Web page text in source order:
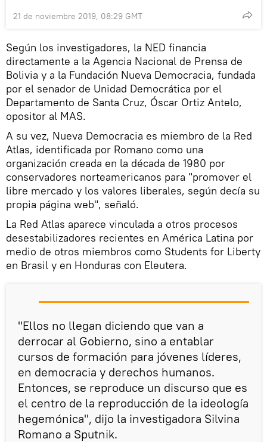
21 de noviembre 2019, 08:29 GMT
Según los investigadores, la NED financia
directamente a la Agencia Nacional de Prensa de
Bolivia y a la Fundación Nueva Democracia, fundada
por el senador de Unidad Democrática por el
Departamento de Santa Cruz, Óscar Ortiz Antelo,
opositor al MAS.
A su vez, Nueva Democracia es miembro de la Red
Atlas, identificada por Romano como una
organización creada en la década de 1980 por
conservadores norteamericanos para "promover el
libre mercado y los valores liberales, según decía su
propia página web", señaló.
La Red Atlas aparece vinculada a otros procesos
desestabilizadores recientes en América Latina por
medio de otros miembros como Students for Liberty
en Brasil y en Honduras con Eleutera.
"Ellos no llegan diciendo que van a
derrocar al Gobierno, sino a entablar
cursos de formación para jóvenes líderes,
en democracia y derechos humanos.
Entonces, se reproduce un discurso que es
el centro de la reproducción de la ideología
hegemónica", dijo la investigadora Silvina
Romano a Sputnik.